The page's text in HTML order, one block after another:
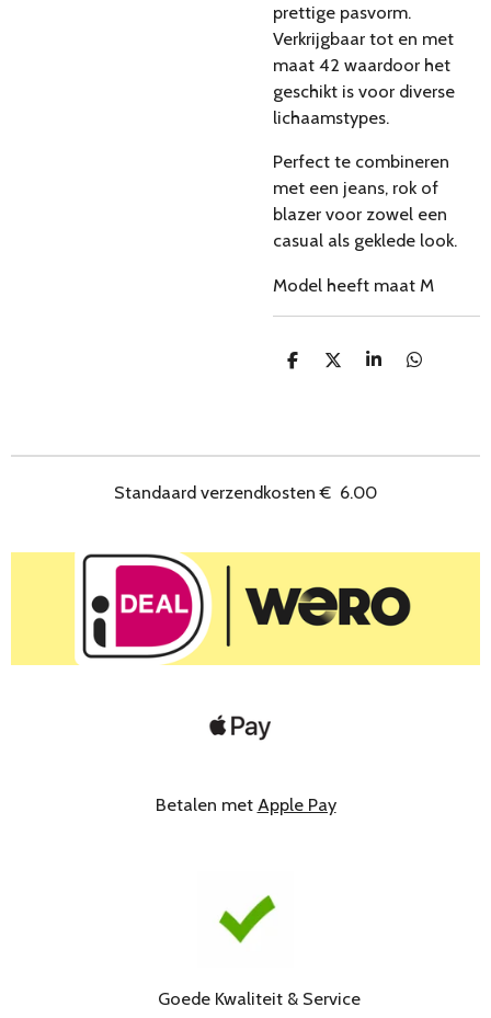
prettige pasvorm.
Verkrijgbaar tot en met
maat 42 waardoor het
geschikt is voor diverse
lichaamstypes.
Perfect te combineren
met een jeans, rok of
blazer voor zowel een
casual als geklede look.
Model heeft maat M
D
D
S
D
Standaard verzendkosten€ 6.00
Betalen met Apple Pay
Goede Kwaliteit & Service